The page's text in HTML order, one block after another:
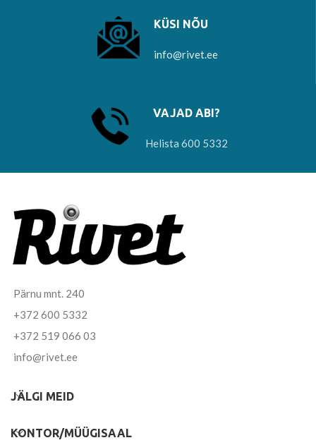
KÜSI NÕU
info@rivet.ee
VAJAD ABI?
Helista 600 5332
Pärnu mnt. 240
+372 600 5332
+372 519 066 03
info@rivet.ee
JÄLGI MEID
KONTOR/MÜÜGISAAL